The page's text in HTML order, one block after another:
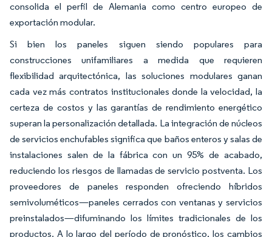
consolida el perfil de Alemania como centro europeo de
exportación modular.
Si bien los paneles siguen siendo populares para
construcciones unifamiliares a medida que requieren
flexibilidad arquitectónica, las soluciones modulares ganan
cada vez más contratos institucionales donde la velocidad, la
certeza de costos y las garantías de rendimiento energético
superan la personalización detallada. La integración de núcleos
de servicios enchufables significa que baños enteros y salas de
instalaciones salen de la fábrica con un 95% de acabado,
reduciendo los riesgos de llamadas de servicio postventa. Los
proveedores de paneles responden ofreciendo híbridos
semivoluméticos—paneles cerrados con ventanas y servicios
preinstalados—difuminando los límites tradicionales de los
productos. A lo largo del período de pronóstico, los cambios